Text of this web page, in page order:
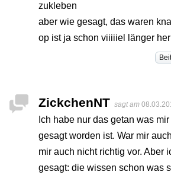
zukleben
aber wie gesagt, das waren
op ist ja schon viiiiiel länger her
ZickchenNT sagt am
Ich habe nur das getan was
gesagt worden ist. War mir
mir auch nicht richtig vor. Aber
gesagt: die wissen schon was